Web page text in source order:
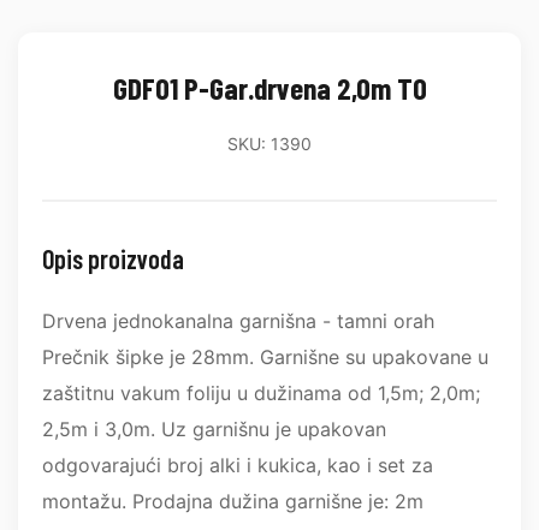
GDF01 P-Gar.drvena 2,0m TO
SKU: 1390
Opis proizvoda
Drvena jednokanalna garnišna - tamni orah
Prečnik šipke je 28mm. Garnišne su upakovane u
zaštitnu vakum foliju u dužinama od 1,5m; 2,0m;
2,5m i 3,0m. Uz garnišnu je upakovan
odgovarajući broj alki i kukica, kao i set za
montažu. Prodajna dužina garnišne je: 2m